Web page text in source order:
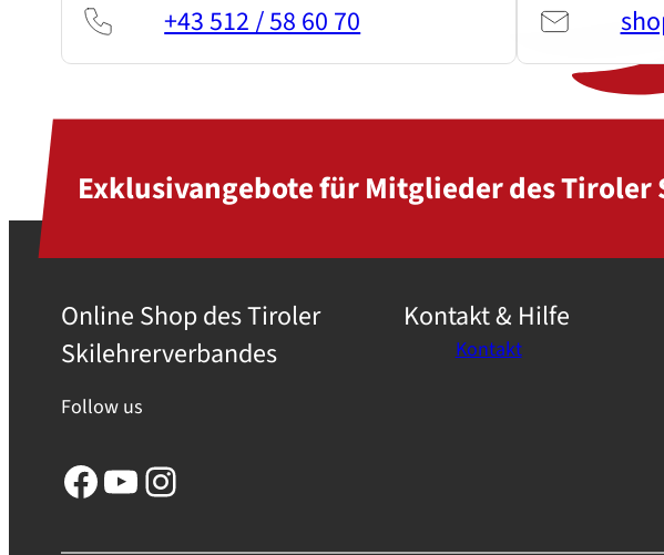
+43 512 / 58 60 70
Exklusivangebote für Mitglieder des
Online Shop des Tiroler
Skilehrerverbandes
Follow us
Facebook
YouTube
Instagram
Kontakt & Hilfe
Kontakt